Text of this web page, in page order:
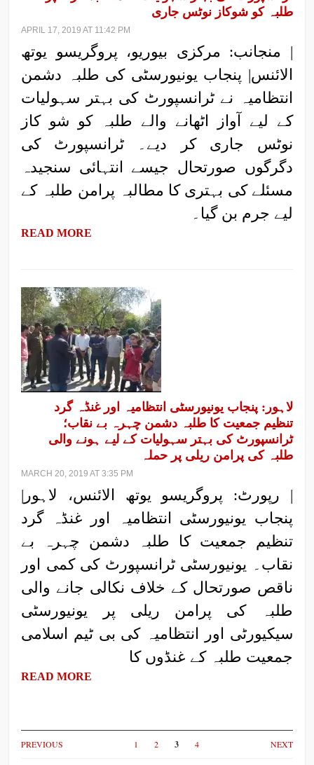
طلبہ کو شوکاز نوٹس جاری
APRIL 17, 2019 AT 11:42 PM
| منجانب: مرکزی بیوریو، پروگریسو یوتھ
الائنس| پنجاب یونیورسٹی کی طلبہ دشمن
انتظامیہ نے ٹرانسپورٹ کی بہتر سہولیات
کے لیے آواز اٹھانے والے طلبہ کو شو کاز
نوٹس جاری کر دیے۔ ٹرانسپورٹ کی
دگرگوں صورتحال جیسے انتہائی سنجیدہ
مسئلے کی بہتری کا مطالبہ پرامن طلبہ کے
لیے جرم بن گیا۔
READ MORE
لاہور: پنجاب یونیورسٹی انتظامیہ اور غنڈہ گرد
تنظیم جمعیت کا طلبہ دشمن چہرہ بے نقاب؛
ٹرانسپورٹ کی بہتر سہولیات کے لیے ہونے والی
طلبہ کی پرامن ریلی پر حملہ
MARCH 20, 2019 AT 3:35 PM
| رپورٹ: پروگریسو یوتھ الائنس، لاہور|
پنجاب یونیورسٹی انتظامیہ اور غنڈہ گرد
تنظیم جمعیت کا طلبہ دشمن چہرہ بے
نقاب۔ یونیورسٹی ٹرانسپورٹ کی کمی اور
ناقص صورتحال کے خلاف نکالی جانے والی
طلبہ کی پرامن ریلی پر یونیورسٹی
سیکیورٹی اور انتظامیہ کی بی ٹیم اسلامی
جمعیت طلبہ کے غنڈوں کا
READ MORE
PREVIOUS 1 2 3 4 NEXT